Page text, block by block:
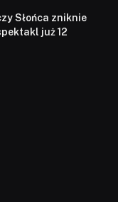
Słońca zniknie
już 12